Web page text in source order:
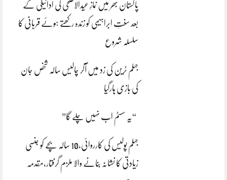
پاکستان بھر میں نمازِ عیدالاضحی کی ادائیگی کے
بعد سنتِ ابراہیمی کو زندہ رکھتے ہوئے قربانی کا
سلسلہ شروع
جہلم ٹرین کی زد میں آکر چالیس سالہ شخص جان
کی بازی ہارگیا
“یہ سسٹم اب نہیں چلے گا”
جہلم پولیس کی کارروائی،10 سالہ بچے کو جنسی
زیادتی کا نشانہ بنانے والا ملزم گرفتار،مقدمہ